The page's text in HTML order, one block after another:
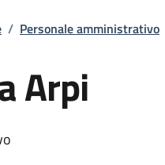
/ Personale amministrativo
Arpi